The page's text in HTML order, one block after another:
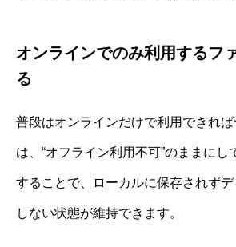
オンラインでのみ利用するフ
る
普段はオンラインだけで利用できれ
は、“オフライン利用不可”のままにし
することで、ローカルに保存されず
しない状態が維持できます。